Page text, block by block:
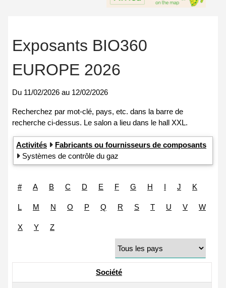
Exposants BIO360
EUROPE 2026
Du 11/02/2026 au 12/02/2026
Activités
Fabricants ou fournisseurs de composants
Systèmes de contrôle du gaz
# A B C D E F G H I J K
L M N O P Q R S T U V W
X Y Z
Société